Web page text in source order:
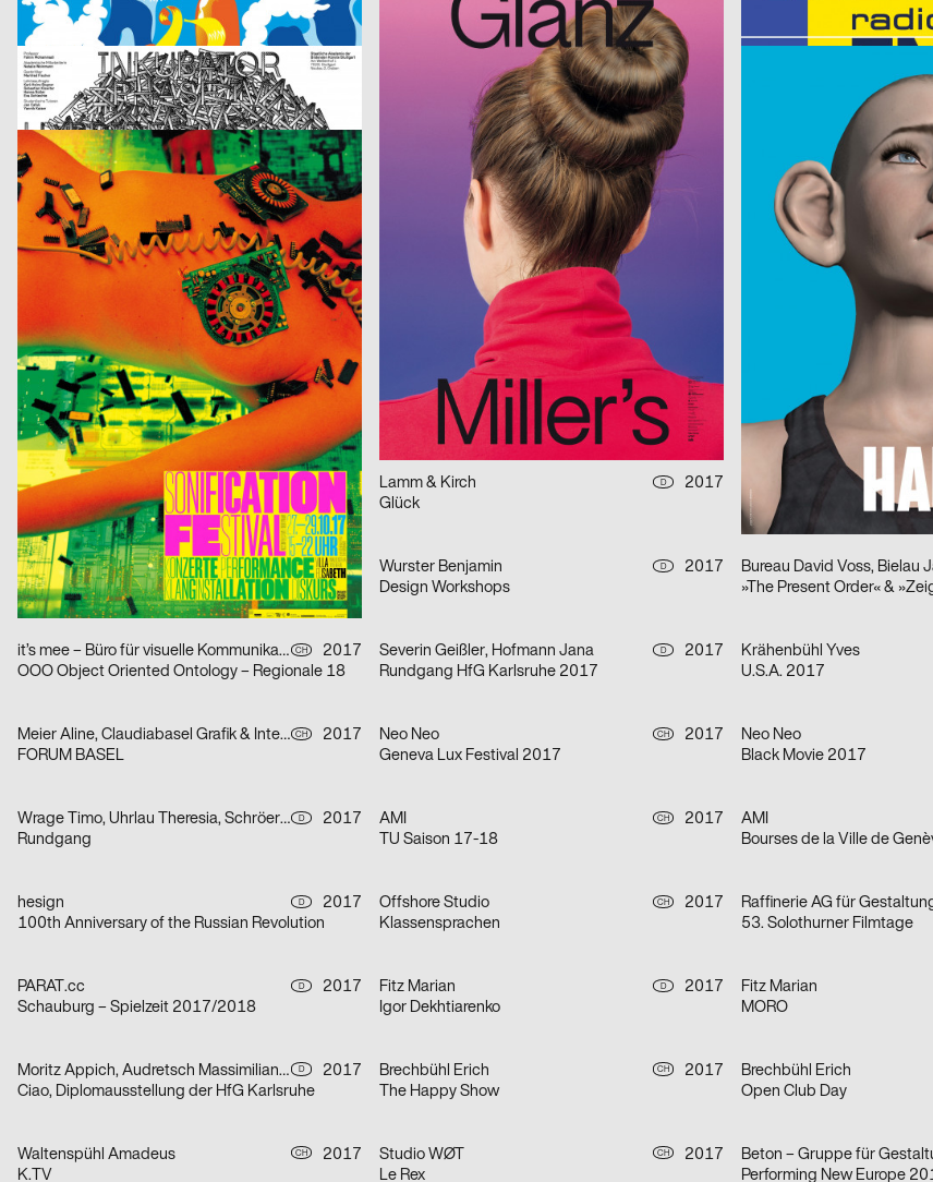
Studio Tillack Knöll
2017
Inkubator – Maskierung
Studio Tillack Knöll, Studio Mark Bohle D
2017
Container Open
cyan (Daniela Haufe + Detlef Fiedler)
2017
Sonifications Festival
cyan (Daniela Haufe + Detlef Fiedler)
Ja Nein
Jost Nici, Dienstleistungsplattform Institut Visuelle Kommunikation
2017
Next Generation Diplomausstellung
Paparelli Nolan, HERBURG WEILAND
PUCH Open Air 2017
Schenardi Luca
Die Hochzeit
Avalanche
2017
Théâtre de Beausobre – Saison 2017/2018
Nam Huynh, Nguyen Duke
1-2-LICHTLICHTPARTY
Studio Mut D
Trieste Estate 2017
Leuenberger Mirko, Lüthi David CH
2017
KIFF AARAU Saison 2017/2018
Schulte Benjamin
Golzheim ist …
Spector Bureau D
2017
Schauspiel Stuttgart Premieren Spielzeit 2017/2018
Lamm & Kirch D
2017
Glück
Wehrspann Niels, Pugin
Théâtre Sévelin 36
Peter Aurelia CH
2017
Langnau Jazz Nights 2017
Wurster Benjamin D
2017
Design Workshops
Bureau David Voss, Bielau
»The Present Order« &
it’s mee – Büro für visuelle Kommunikation CH
2017
OOO Object Oriented Ontology – Regionale 18
Severin Geißler, Hofmann Jana D
2017
Rundgang HfG Karlsruhe 2017
Krähenbühl Yves
U.S.A. 2017
Meier Aline, Claudiabasel Grafik & Interaktion CH
2017
FORUM BASEL
Neo Neo CH
2017
Geneva Lux Festival 2017
Neo Neo
Black Movie 2017
Wrage Timo, Uhrlau Theresia, Schröer Pia, Siemoneit Lukas, Flitta Julia, Kiefaber Isabel D
2017
Rundgang
AMI CH
2017
TU Saison 17-18
AMI
hesign D
2017
100th Anniversary of the Russian Revolution
Offshore Studio CH
2017
Klassensprachen
Raffinerie AG für
53. Solothurner Filmtage
PARAT.cc D
2017
Schauburg – Spielzeit 2017/2018
Fitz Marian D
2017
Igor Dekhtiarenko
Fitz Marian
MORO
Moritz Appich, Audretsch Massimiliano, Bruno Jacoby D
2017
Ciao, Diplomausstellung der HfG Karlsruhe
Brechbühl Erich CH
2017
The Happy Show
Brechbühl Erich
Open Club Day
Waltenspühl Amadeus CH
2017
K.TV
Studio WØT CH
2017
Le Rex
Beton – Gruppe für
Performing New Europe